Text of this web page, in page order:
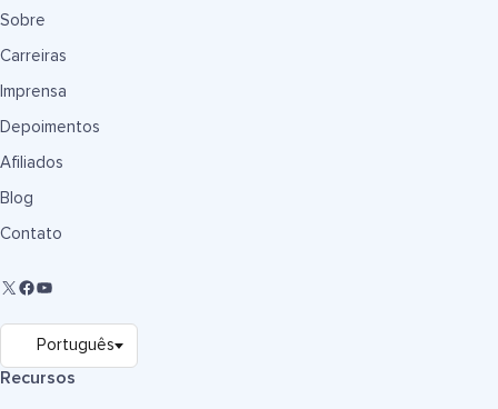
Sobre
Carreiras
Imprensa
Depoimentos
Afiliados
Blog
Contato
Recursos